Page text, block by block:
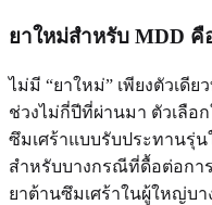
ยาใหม่สำหรับ MDD คื
ไม่มี “ยาใหม่” เพียงตัวเดี
ช่วงไม่กี่ปีที่ผ่านมา ตัวเลือ
ซึมเศร้าแบบรับประทานรุ่น
สำหรับบางกรณีที่ดื้อต่อกา
ยาต้านซึมเศร้าในผู้ใหญ่บ